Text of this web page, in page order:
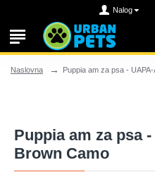
Nalog
Naslovna Puppia am za psa -
Puppia am za psa
Brown Camo